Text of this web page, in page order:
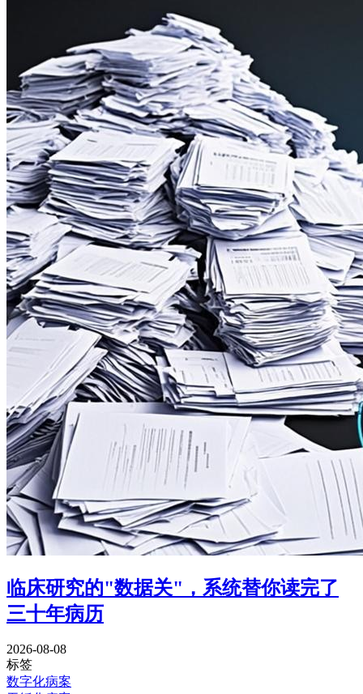
临床研究的"数据关"，系统替你读完了
三十年病历
2026-08-08
标签
数字化病案